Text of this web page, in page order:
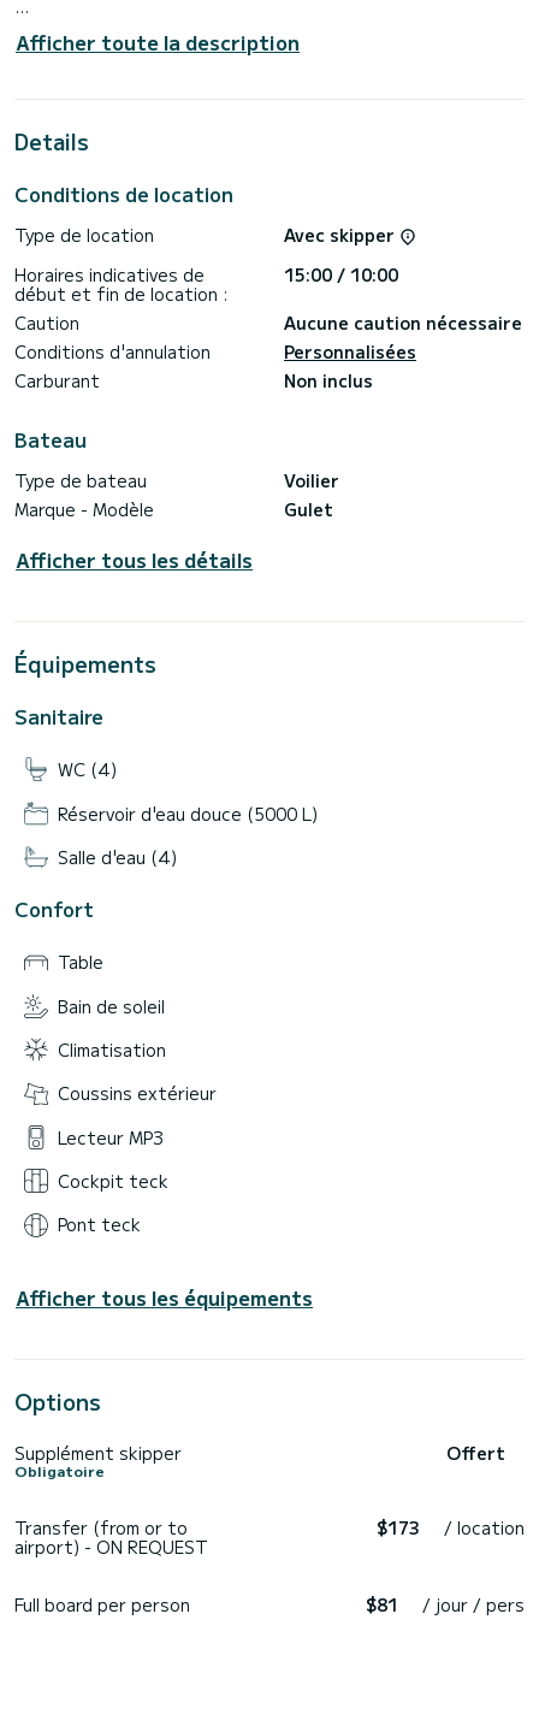
d'une capacité de 9 personnes. D'une longueur hors tout de
22 mètres, il sera votre meilleur allié pour passer des
Fethiye
Cette goélette est équipée de 4 toilettes avec douche.
Afficher toute la description
Details
Conditions de location
Type de location
Avec skipper
Horaires indicatives de
début et fin de location :
15:00 / 10:00
Caution
Aucune caution nécessaire
Conditions d'annulation
Personnalisées
Carburant
Non inclus
Bateau
Type de bateau
Voilier
Marque - Modèle
Gulet
Afficher tous les détails
Équipements
Sanitaire
WC (4)
Réservoir d'eau douce (5000 L)
Salle d'eau (4)
Confort
Table
Bain de soleil
Climatisation
Coussins extérieur
Lecteur MP3
Cockpit teck
Pont teck
Afficher tous les équipements
Options
Supplément skipper
Obligatoire
Offert
Transfer (from or to
airport) - ON REQUEST
$173 / location
Full board per person $81 / jour / pers